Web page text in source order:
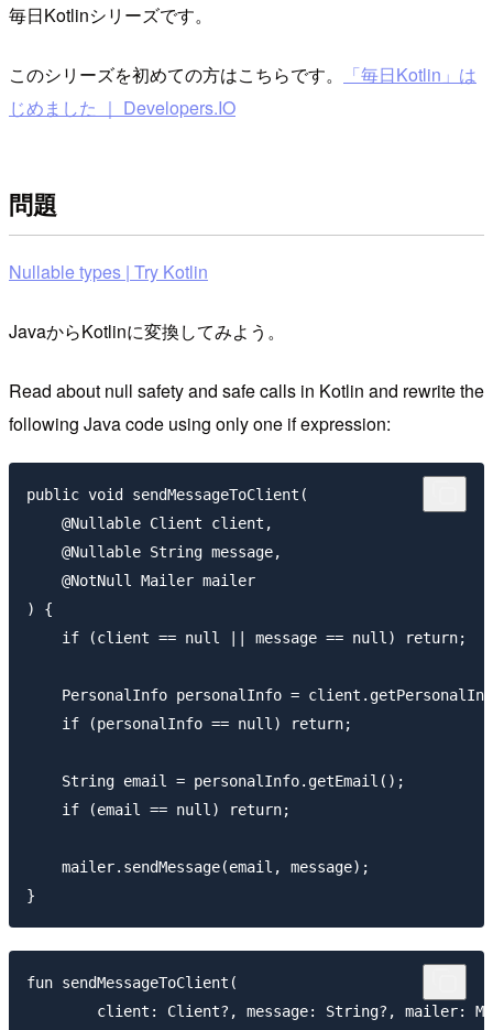
毎日Kotlinシリーズです。
このシリーズを初めての方はこちらです。
「毎日Kotlin」は
じめました ｜ Developers.IO
問題
Nullable types | Try Kotlin
JavaからKotlinに変換してみよう。
Read about null safety and safe calls in Kotlin and rewrite the
following Java code using only one if expression:
public void sendMessageToClient(
    @Nullable Client client,
    @Nullable String message,
    @NotNull Mailer mailer
) {
    if (client == null || message == null) return;
PersonalInfo personalInfo =
    if (personalInfo == null) return;
    String email = personalInfo.getEmail();
    if (email == null) return;
    mailer.sendMessage(email, message);
fun sendMessageToClient(
client: Client?, message: String?, mailer: